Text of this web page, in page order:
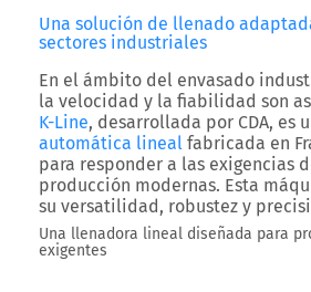
Una solución de llenado
sectores industriales
En el ámbito del envasado
la velocidad y la fiabilidad son
K-Line, desarrollada por CDA, es
automática lineal fabricada en
para responder a las exigencias
producción modernas. Esta
su versatilidad, robustez y
Una llenadora lineal diseñada para
exigentes